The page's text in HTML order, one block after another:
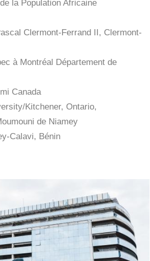
la Population Africaine
Clermont-Ferrand II, Clermont-
à Montréal Département de
Canada
Kitchener, Ontario,
de Niamey
Calavi, Bénin